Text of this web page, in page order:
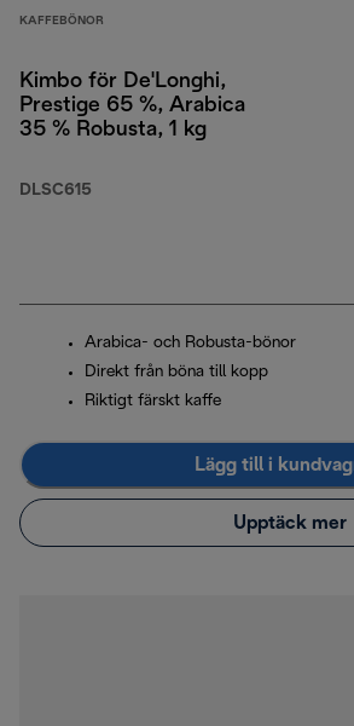
KAFFEBÖNOR
Kimbo för De'Longhi,
Prestige 65 %, Arabica
35 % Robusta, 1 kg
DLSC615
Arabica- och Robusta-bönor
Direkt från böna till kopp
Riktigt färskt kaffe
Lägg till i
Upptäck mer